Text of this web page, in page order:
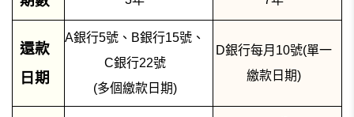
還款
日期
A銀行5號、B銀行15號、
C銀行22號
(多個繳款日期)
D銀行每月10號(單一
繳款日期)